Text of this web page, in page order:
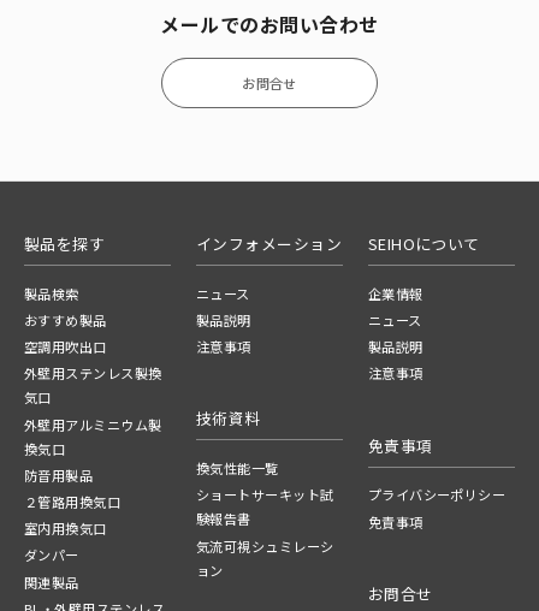
メールでのお問い合わせ
お問合せ
製品を探す
製品検索
おすすめ製品
空調用吹出口
外壁用ステンレス製換
気口
外壁用アルミニウム製
換気口
防音用製品
２管路用換気口
室内用換気口
ダンパー
関連製品
インフォメーション
ニュース
製品説明
注意事項
技術資料
換気性能一覧
ショートサーキット試
験報告書
気流可視シュミレーシ
ョン
SEIHOについて
企業情報
ニュース
製品説明
注意事項
免責事項
プライバシーポリシー
免責事項
お問合せ